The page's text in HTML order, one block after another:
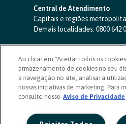
Central de Atendimento
Capitais e regiões
Demais localidades: 0800 642
SAC 24 horas-0800 724 4420
Ouvidoria
0800 725 0996
(de segunda a
ouvidoriasicoob.com.br
Deficientes auditivos ou de
Ao clicar em "Aceitar todos os
armazenamento de cookies no seu
a navegação no site, analisar a
nossas iniciativas de marketing. Para
consulte nosso Aviso de Privacidade